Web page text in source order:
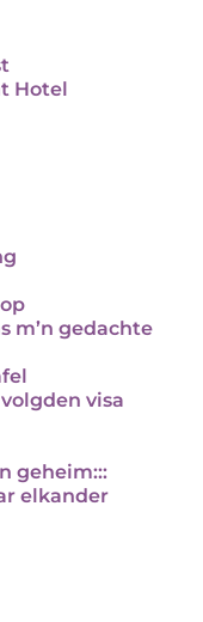
Hotel
m’n gedachte
visa
geheim:::
elkander